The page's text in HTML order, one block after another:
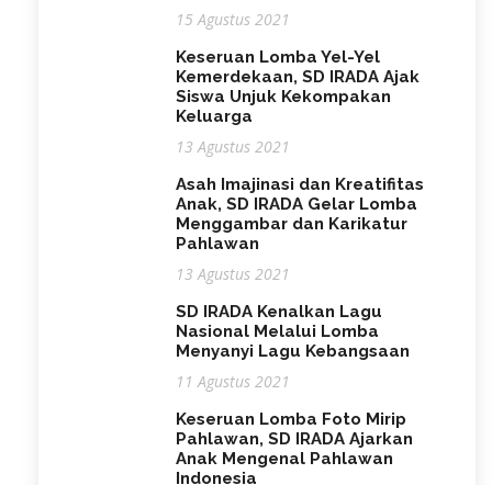
15 Agustus 2021
Keseruan Lomba Yel-Yel
Kemerdekaan, SD IRADA Ajak
Siswa Unjuk Kekompakan
Keluarga
13 Agustus 2021
Asah Imajinasi dan Kreatifitas
Anak, SD IRADA Gelar Lomba
Menggambar dan Karikatur
Pahlawan
13 Agustus 2021
SD IRADA Kenalkan Lagu
Nasional Melalui Lomba
Menyanyi Lagu Kebangsaan
11 Agustus 2021
Keseruan Lomba Foto Mirip
Pahlawan, SD IRADA Ajarkan
Anak Mengenal Pahlawan
Indonesia